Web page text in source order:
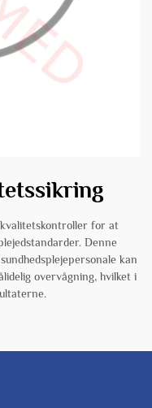
for at
Denne
kan
overvågning, hvilket i